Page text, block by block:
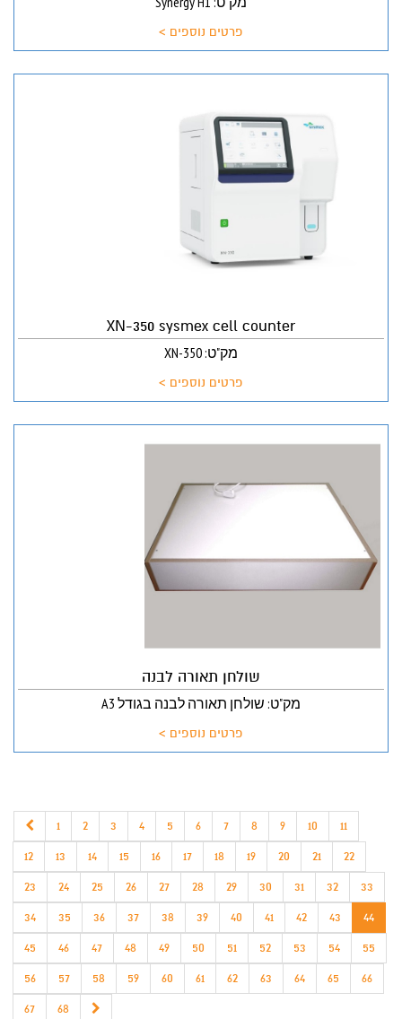
פרטים נוספים >
XN-350 sysmex cell counter
מק"ט: XN-350
פרטים נוספים >
שולחן תאורה לבנה
מק"ט: שולחן תאורה לבנה בגודל A3
פרטים נוספים >
1 2 3 4 5 6 7 8 9 10
11
12
13 14 15 16 17 18 19 20 21
22
23
24 25 26 27 28 29 30 31 32
33
34
35 36 37 38 39 40 41 42 43
44
45
46 47 48 49 50 51 52 53 54
55
56
57 58 59 60 61 62 63 64 65
66
67
68